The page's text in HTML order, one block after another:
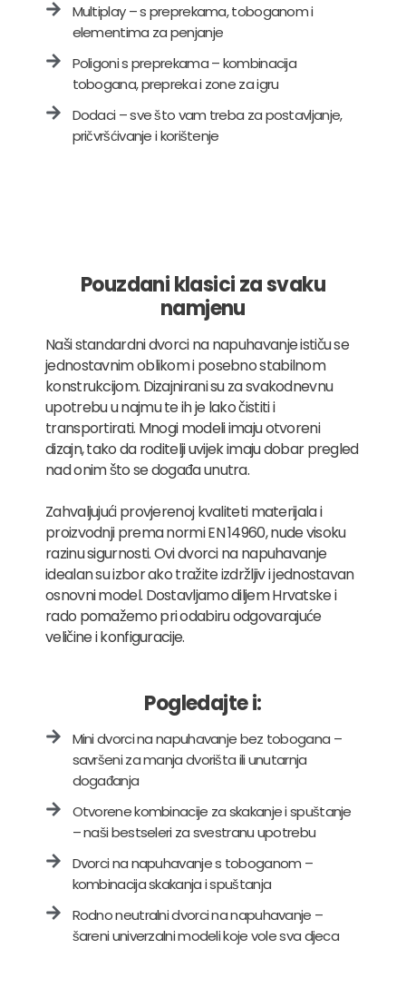
Multiplay – s preprekama, toboganom i
elementima za penjanje
Poligoni s preprekama – kombinacija
tobogana, prepreka i zone za igru
Dodaci – sve što vam treba za postavljanje,
pričvršćivanje i korištenje
Pouzdani klasici za svaku
namjenu
Naši standardni dvorci na napuhavanje ističu se
jednostavnim oblikom i posebno stabilnom
konstrukcijom. Dizajnirani su za svakodnevnu
upotrebu u najmu te ih je lako čistiti i
transportirati. Mnogi modeli imaju otvoreni
dizajn, tako da roditelji uvijek imaju dobar pregled
nad onim što se događa unutra.
Zahvaljujući provjerenoj kvaliteti materijala i
proizvodnji prema normi EN 14960, nude visoku
razinu sigurnosti. Ovi dvorci na napuhavanje
idealan su izbor ako tražite izdržljiv i jednostavan
osnovni model. Dostavljamo diljem Hrvatske i
rado pomažemo pri odabiru odgovarajuće
veličine i konfiguracije.
Pogledajte i:
Mini dvorci na napuhavanje bez tobogana –
savršeni za manja dvorišta ili unutarnja
događanja
Otvorene kombinacije za skakanje i spuštanje
– naši bestseleri za svestranu upotrebu
Dvorci na napuhavanje s toboganom –
kombinacija skakanja i spuštanja
Rodno neutralni dvorci na napuhavanje –
šareni univerzalni modeli koje vole sva djeca